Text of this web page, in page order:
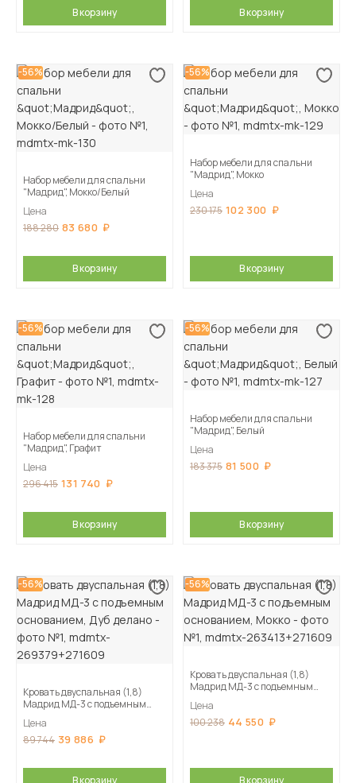
В корзину В корзину
-56%
Набор мебели для спальни
"Мадрид", Мокко/Белый
Цена
188 280 83 680
В корзину
-56%
Набор мебели для спальни
"Мадрид", Мокко
Цена
230 175 102 300
В корзину
-56%
Набор мебели для спальни
"Мадрид", Графит
Цена
296 415 131 740
В корзину
-56%
Набор мебели для спальни
"Мадрид", Белый
Цена
183 375 81 500
В корзину
-56%
Кровать двуспальная (1,8)
Мадрид МД-3 с подъемным
Цена
89 744 39 886
В корзину
-56%
Кровать двуспальная (1,8)
Мадрид МД-3 с подъемным
Цена
100 238 44 550
В корзину